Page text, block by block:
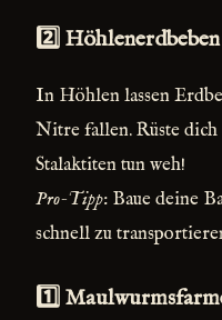
2️⃣
In Höhlen lassen
Nitre fallen. Rüste dich
Stalaktiten tun weh!
Pro-Tipp: Baue deine
schnell zu
1️⃣